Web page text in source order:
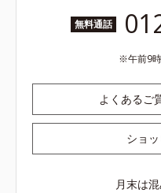
無料通話
午前9
よくあるご
ショ
月末は